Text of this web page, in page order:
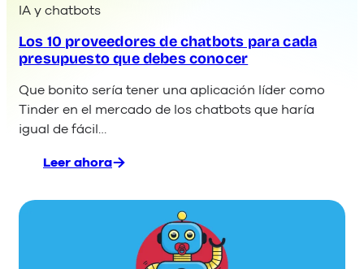
IA y chatbots
Los 10 proveedores de chatbots para cada
presupuesto que debes conocer
Que bonito sería tener una aplicación líder como
Tinder en el mercado de los chatbots que haría
igual de fácil…
Leer ahora
:
proveedores
chatbots